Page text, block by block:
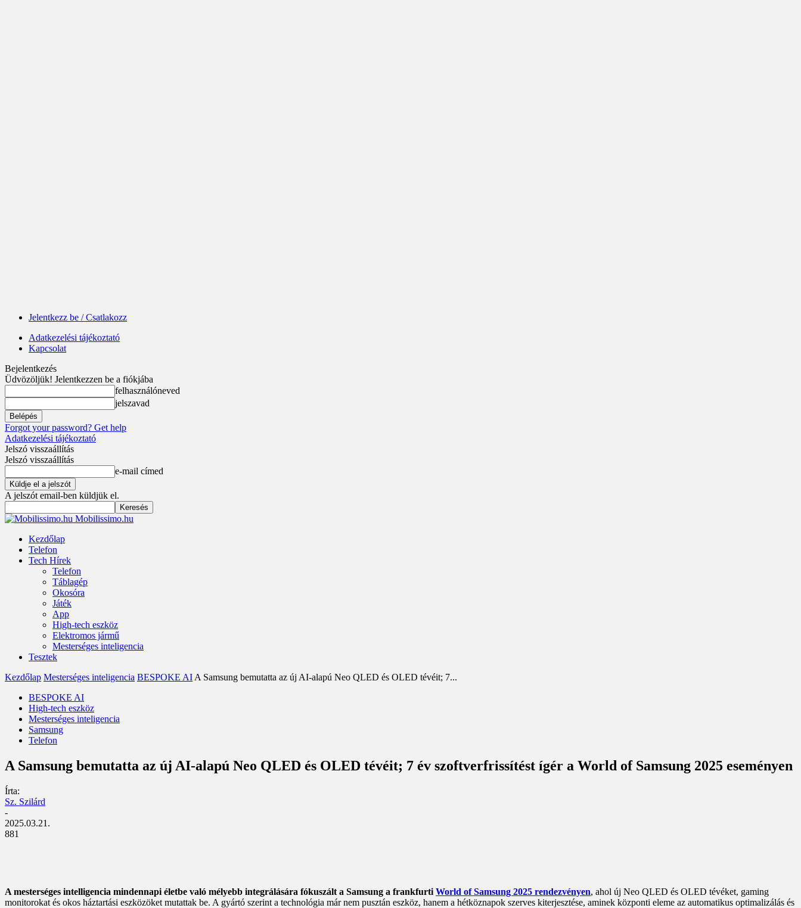
Jelentkezz be / Csatlakozz
Adatkezelési tájékoztató
Kapcsolat
Bejelentkezés
Üdvözöljük! Jelentkezzen be a fiókjába
felhasználóneved
jelszavad
Forgot your password? Get help
Adatkezelési tájékoztató
Jelszó visszaállítás
Jelszó visszaállítás
e-mail címed
A jelszót email-ben küldjük el.
Mobilissimo.hu
Kezdőlap
Telefon
Tech Hírek
Telefon
Táblagép
Okosóra
Játék
App
High-tech eszköz
Elektromos jármű
Mesterséges inteligencia
Tesztek
Kezdőlap Mesterséges inteligencia BESPOKE AI A Samsung bemutatta az új AI-alapú Neo QLED és OLED tévéit; 7...
BESPOKE AI
High-tech eszköz
Mesterséges inteligencia
Samsung
Telefon
A Samsung bemutatta az új AI-alapú Neo QLED és OLED tévéit; 7 év szoftverfrissítést ígér a World of Samsung 2025 eseményen
Írta:
Sz. Szilárd
-
2025.03.21.
881
A mesterséges intelligencia mindennapi életbe való mélyebb integrálására fókuszált a Samsung a frankfurti World of Samsung 2025 rendezvényen, ahol új Neo QLED és OLED tévéket, gaming
monitorokat és okos háztartási eszközöket mutattak be. A gyártó szerint a technológia már nem pusztán eszköz, hanem a hétköznapok szerves kiterjesztése, aminek központi eleme az automatikus optimalizálás és